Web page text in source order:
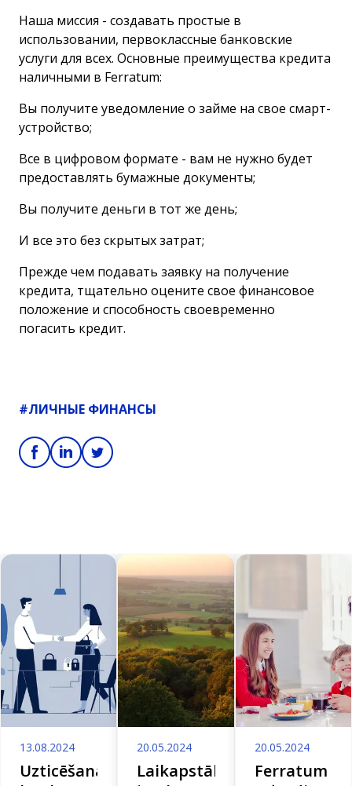
Наша миссия - создавать простые в
использовании, первоклассные банковские
услуги для всех. Основные преимущества кредита
наличными в Ferratum:
Вы получите уведомление о займе на свое смарт-
устройство;
Все в цифровом формате - вам не нужно будет
предоставлять бумажные документы;
Вы получите деньги в тот же день;
И все это без скрытых затрат;
Прежде чем подавать заявку на получение
кредита, тщательно оцените свое финансовое
положение и способность своевременно
погасить кредит.
#ЛИЧНЫЕ ФИНАНСЫ
13.08.2024
Uzticēšanās
20.05.2024
Laikapstākļu
20.05.2024
Ferratum